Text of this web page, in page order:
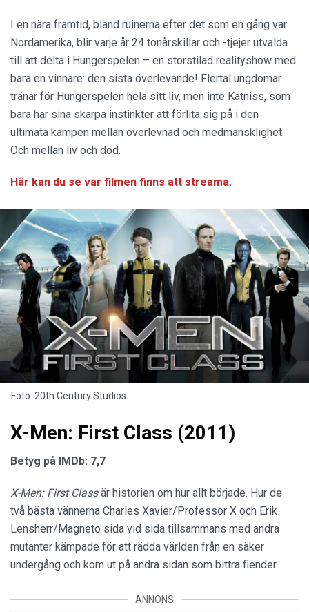
I en nära framtid, bland ruinerna efter det som en gång var
Nordamerika, blir varje år 24 tonårskillar och -tjejer utvalda
till att delta i Hungerspelen – en storstilad realityshow med
bara en vinnare: den sista överlevande! Flertal ungdomar
tränar för Hungerspelen hela sitt liv, men inte Katniss, som
bara har sina skarpa instinkter att förlita sig på i den
ultimata kampen mellan överlevnad och medmänsklighet.
Och mellan liv och död.
Här kan du se var filmen finns att streama.
Foto: 20th Century Studios.
X-Men: First Class (2011)
Betyg på IMDb: 7,7
X-Men: First Classär historien om hur allt började. Hur de
två bästa vännerna Charles Xavier/Professor X och Erik
Lensherr/Magneto sida vid sida tillsammans med andra
mutanter kämpade för att rädda världen från en säker
undergång och kom ut på andra sidan som bittra fiender.
ANNONS